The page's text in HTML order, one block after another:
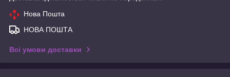
Нова Пошта
НОВА ПОШТА
Всі умови доставки